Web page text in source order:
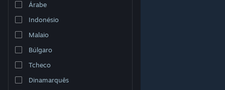
Árabe
Indonésio
Malaio
Búlgaro
Tcheco
Dinamarquês